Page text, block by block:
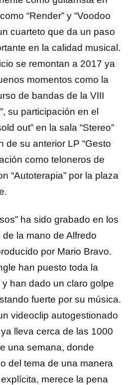
“Render” y “Voodoo
cuarteto que da un paso
en la calidad musical.
se remontan a 2017 ya
momentos como la
de bandas de la VIII
su participación en el
out” en la sala “Stereo”
de su anterior LP “Gesto
como teloneros de
“Autoterapia” por la plaza
ha sido grabado en los
la mano de Alfredo
por Mario Bravo.
han puesto toda la
han dado un claro golpe
fuerte por su música.
videoclip autogestionado
lleva cerca de las 1000
una semana, donde
del tema de una manera
merece la pena